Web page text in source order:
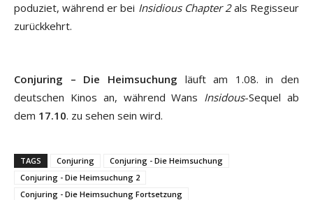
poduziet, während er bei Insidious Chapter 2als Regisseur
zurückkehrt.
Conjuring – Die Heimsuchung läuft am 1.08. in den
deutschen Kinos an, während Wans Insidous-Sequel ab
dem 17.10. zu sehen sein wird.
TAGS Conjuring
Conjuring - Die Heimsuchung
Conjuring - Die Heimsuchung 2
Conjuring - Die Heimsuchung Fortsetzung